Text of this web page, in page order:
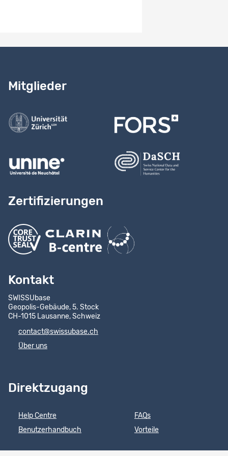
Mitglieder
Zertifizierungen
Kontakt
SWISSUbase
Geopolis-Gebäude, 5. Stock
CH-1015 Lausanne, Schweiz
contact@swissubase.ch
Über uns
Direktzugang
Help Centre
Benutzerhandbuch
FAQs
Vorteile